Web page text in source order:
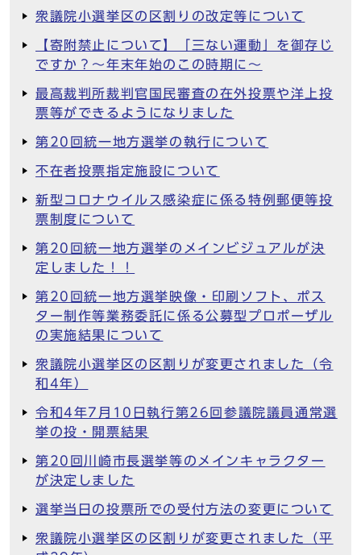
衆議院小選挙区の区割りの改定等について
【寄附禁止について】「三ない運動」を御存じ
ですか？～年末年始のこの時期に～
最高裁判所裁判官国民審査の在外投票や洋上投
票等ができるようになりました
第20回統一地方選挙の執行について
不在者投票指定施設について
新型コロナウイルス感染症に係る特例郵便等投
票制度について
第20回統一地方選挙のメインビジュアルが決
定しました！！
第20回統一地方選挙映像・印刷ソフト、ポス
ター制作等業務委託に係る公募型プロポーザル
の実施結果について
衆議院小選挙区の区割りが変更されました（令
和4年）
令和4年7月10日執行第26回参議院議員通常選
挙の投・開票結果
第20回川崎市長選挙等のメインキャラクター
が決定しました
選挙当日の投票所での受付方法の変更について
衆議院小選挙区の区割りが変更されました（平